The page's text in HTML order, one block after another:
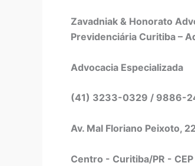
Zavadniak & Honorato
Previdenciária Curitiba –
Advocacia Especializada
(41) 3233-0329 / 9886-
Av. Mal Floriano Peixoto,
Centro - Curitiba/PR -